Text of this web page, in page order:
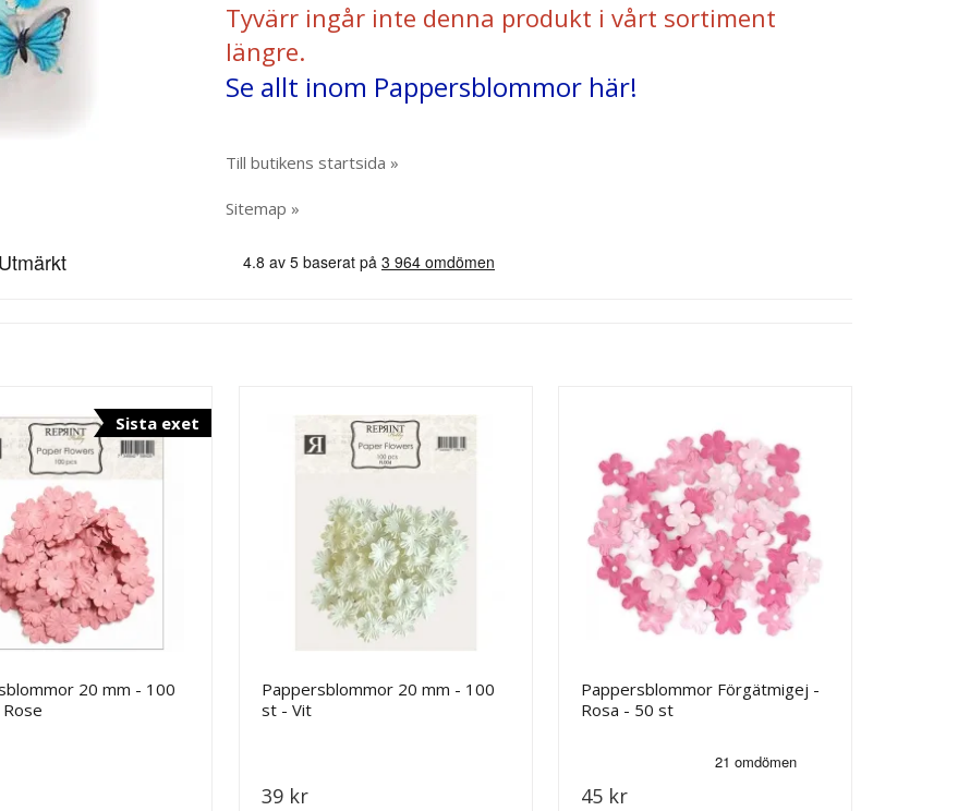
Tyvärr ingår inte denna produkt i vårt sortiment
längre.
Se allt inom Pappersblommor här!
Till butikens startsida »
Sitemap »
Sista exet
20 mm - 100
Pappersblommor 20 mm - 100
st - Vit
39 kr
Pappersblommor Förgätmigej -
Rosa - 50 st
45 kr